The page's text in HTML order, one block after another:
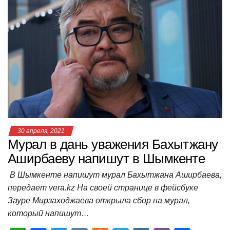
s
e
b
o
k
er
o
kl
a
ss
ni
ki
gr
a
т
30 апреля, 2021
Мурал в дань уважения Бахытжану
Аширбаеву напишут в Шымкенте
В Шымкенте напишут мурал Бахытжана Аширбаева,
передает vera.kz На своей странице в фейсбуке
Зауре Мирзаходжаева открыла сбор на мурал,
который напишут…